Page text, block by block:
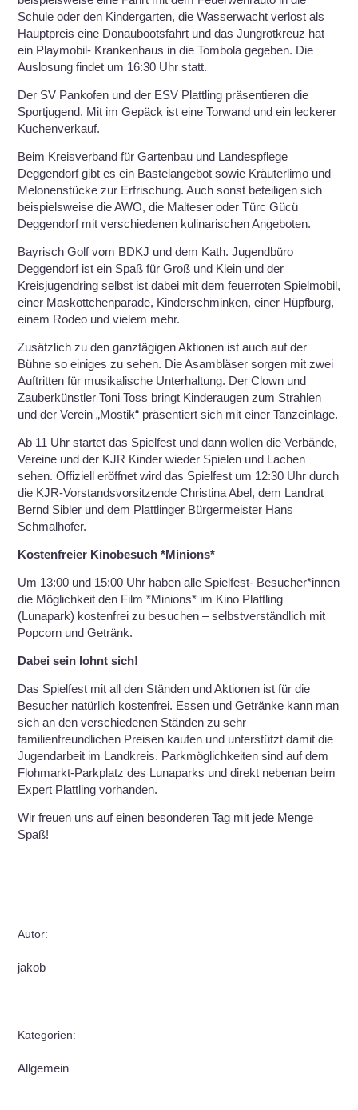
Schule oder den Kindergarten, die Wasserwacht verlost als
Hauptpreis eine Donaubootsfahrt und das Jungrotkreuz hat
ein Playmobil- Krankenhaus in die Tombola gegeben. Die
Auslosung findet um 16:30 Uhr statt.
Der SV Pankofen und der ESV Plattling präsentieren die
Sportjugend. Mit im Gepäck ist eine Torwand und ein leckerer
Kuchenverkauf.
Beim Kreisverband für Gartenbau und Landespflege
Deggendorf gibt es ein Bastelangebot sowie Kräuterlimo und
Melonenstücke zur Erfrischung. Auch sonst beteiligen sich
beispielsweise die AWO, die Malteser oder Türc Gücü
Deggendorf mit verschiedenen kulinarischen Angeboten.
Bayrisch Golf vom BDKJ und dem Kath. Jugendbüro
Deggendorf ist ein Spaß für Groß und Klein und der
Kreisjugendring selbst ist dabei mit dem feuerroten Spielmobil,
einer Maskottchenparade, Kinderschminken, einer Hüpfburg,
einem Rodeo und vielem mehr.
Zusätzlich zu den ganztägigen Aktionen ist auch auf der
Bühne so einiges zu sehen. Die Asambläser sorgen mit zwei
Auftritten für musikalische Unterhaltung. Der Clown und
Zauberkünstler Toni Toss bringt Kinderaugen zum Strahlen
und der Verein „Mostik“ präsentiert sich mit einer Tanzeinlage.
Ab 11 Uhr startet das Spielfest und dann wollen die Verbände,
Vereine und der KJR Kinder wieder Spielen und Lachen
sehen. Offiziell eröffnet wird das Spielfest um 12:30 Uhr durch
die KJR-Vorstandsvorsitzende Christina Abel, dem Landrat
Bernd Sibler und dem Plattlinger Bürgermeister Hans
Schmalhofer.
Kostenfreier Kinobesuch *Minions*
Um 13:00 und 15:00 Uhr haben alle Spielfest- Besucher*innen
die Möglichkeit den Film *Minions* im Kino Plattling
(Lunapark) kostenfrei zu besuchen – selbstverständlich mit
Popcorn und Getränk.
Dabei sein lohnt sich!
Das Spielfest mit all den Ständen und Aktionen ist für die
Besucher natürlich kostenfrei. Essen und Getränke kann man
sich an den verschiedenen Ständen zu sehr
familienfreundlichen Preisen kaufen und unterstützt damit die
Jugendarbeit im Landkreis. Parkmöglichkeiten sind auf dem
Flohmarkt-Parkplatz des Lunaparks und direkt nebenan beim
Expert Plattling vorhanden.
Wir freuen uns auf einen besonderen Tag mit jede Menge
Spaß!
Autor:
jakob
Kategorien:
Allgemein